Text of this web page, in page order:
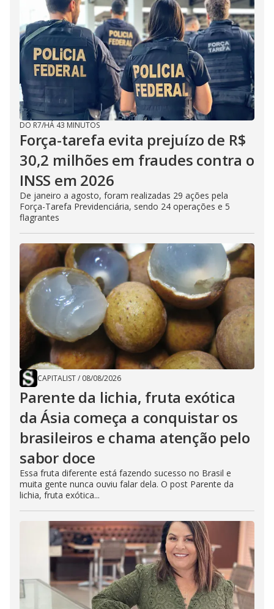
DO R7/HÁ 43 MINUTOS
Força-tarefa evita prejuízo de R$
30,2 milhões em fraudes contra o
INSS em 2026
De janeiro a agosto, foram realizadas 29 ações pela
Força-Tarefa Previdenciária, sendo 24 operações e 5
flagrantes
CAPITALIST/ 08/08/2026
Parente da lichia, fruta exótica
da Ásia começa a conquistar os
brasileiros e chama atenção pelo
sabor doce
Essa fruta diferente está fazendo sucesso no Brasil e
muita gente nunca ouviu falar dela. O post Parente da
lichia, fruta exótica...